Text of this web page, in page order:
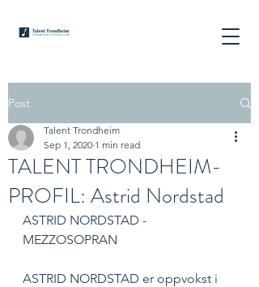
Post
TALENT TRONDHEIM-
PROFIL: Astrid Nordstad
Talent Trondheim
Sep 1, 2020 1 min read
ASTRID NORDSTAD -
MEZZOSOPRAN
ASTRID NORDSTAD er oppvokst i